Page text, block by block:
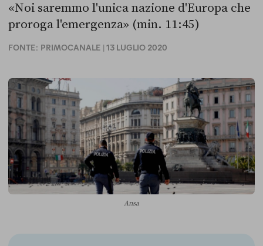
«Noi saremmo l'unica nazione d'Europa che
proroga l'emergenza» (min. 11:45)
FONTE: PRIMOCANALE | 13 LUGLIO 2020
Ansa